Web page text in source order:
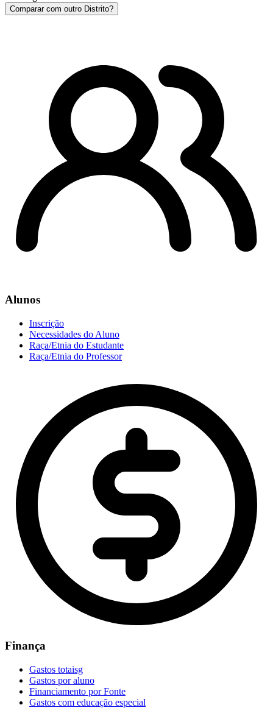
Comparar com outro Distrito?
Alunos
Inscrição
Necessidades do Aluno
Raça/Etnia do Estudante
Raça/Etnia do Professor
Finança
Gastos totaisg
Gastos por aluno
Financiamento por Fonte
Gastos com educação especial